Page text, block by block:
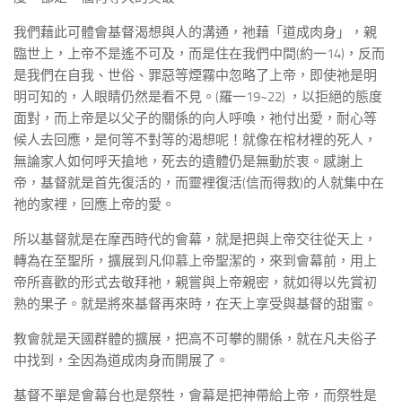
我們藉此可體會基督渴想與人的溝通，祂藉「道成肉身」，親
臨世上，上帝不是遙不可及，而是住在我們中間(約一14)，反而
是我們在自我、世俗、罪惡等煙霧中忽略了上帝，即使祂是明
明可知的，人眼睛仍然是看不見。(羅一19~22) ，以拒絕的態度
面對，而上帝是以父子的關係的向人呼喚，祂付出愛，耐心等
候人去回應，是何等不對等的渴想呢！就像在棺材裡的死人，
無論家人如何呼天搶地，死去的遺體仍是無動於衷。感謝上
帝，基督就是首先復活的，而靈裡復活(信而得救)的人就集中在
祂的家裡，回應上帝的愛。
所以基督就是在摩西時代的會幕，就是把與上帝交往從天上，
轉為在至聖所，擴展到凡仰慕上帝聖潔的，來到會幕前，用上
帝所喜歡的形式去敬拜祂，親嘗與上帝親密，就如得以先賞初
熟的果子。就是將來基督再來時，在天上享受與基督的甜蜜。
教會就是天國群體的擴展，把高不可攀的關係，就在凡夫俗子
中找到，全因為道成肉身而開展了。
基督不單是會幕台也是祭牲，會幕是把神帶給上帝，而祭牲是